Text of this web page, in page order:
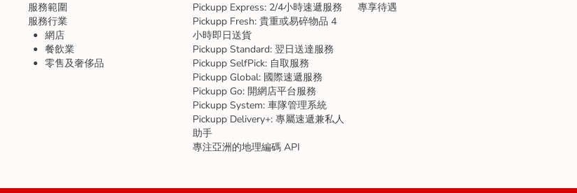
服務範圍
服務行業
網店
餐飲業
零售及奢侈品
Pickupp Express: 2/4小時速遞服務
Pickupp Fresh: 貴重或易碎物品 4
小時即日送貨
Pickupp Standard: 翌日送達服務
Pickupp SelfPick: 自取服務
Pickupp Global: 國際速遞服務
Pickupp Go: 開網店平台服務
Pickupp System: 車隊管理系統
Pickupp Delivery+: 專屬速遞兼私人
助手
專注亞洲的地理編碼 API
專享待遇